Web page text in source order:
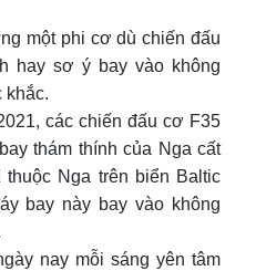
một phi cơ dù chiến đấu
hay sơ ý bay vào không
khắc.
các chiến đấu cơ F35
thám thính của Nga cất
Nga trên biển Baltic
bay này bay vào không
nay mỗi sáng yên tâm